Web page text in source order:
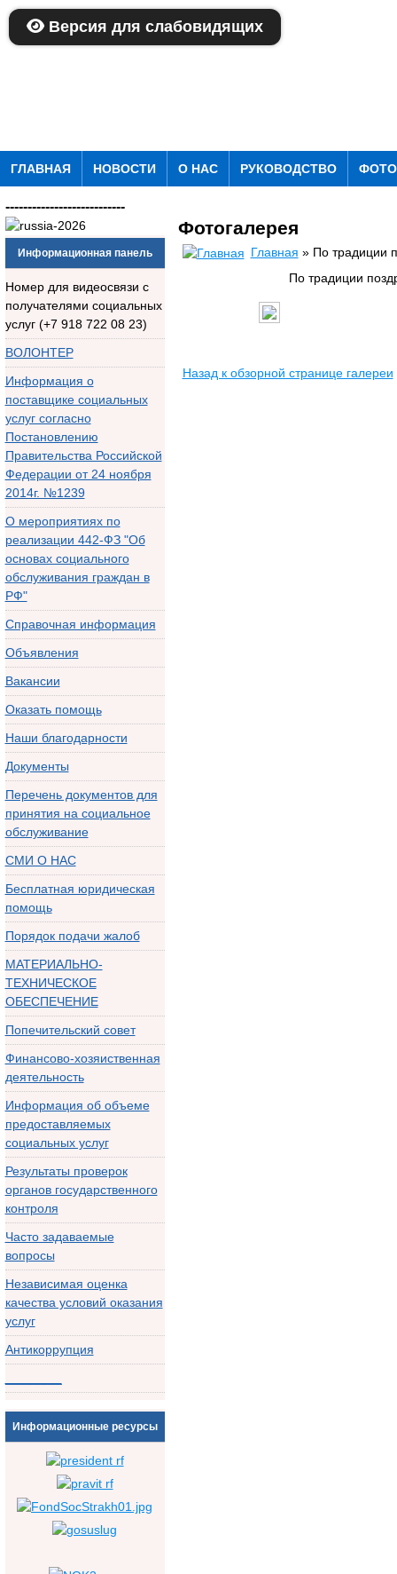
ГЛАВНАЯ НОВОСТИ О НАС РУКОВОДСТВО
---------------------------
Информационная панель
Номер для видеосвязи с
получателями социальных
услуг (+7 918 722 08 23)
ВОЛОНТЕР
Информация о
поставщике социальных
услуг согласно
Постановлению
Правительства Российской
Федерации от 24 ноября
2014г. №1239
О мероприятиях по
реализации 442-ФЗ "Об
основах социального
обслуживания граждан в
РФ"
Справочная информация
Объявления
Вакансии
Оказать помощь
Наши благодарности
Документы
Перечень документов для
принятия на социальное
обслуживание
СМИ О НАС
Бесплатная юридическая
помощь
Порядок подачи жалоб
МАТЕРИАЛЬНО-
ТЕХНИЧЕСКОЕ
ОБЕСПЕЧЕНИЕ
Попечительский совет
Финансово-хозяиственная
деятельность
Информация об объеме
предоставляемых
социальных услуг
Результаты проверок
органов государственного
контроля
Часто задаваемые
вопросы
Независимая оценка
качества условий оказания
услуг
Антикоррупция
Информационные ресурсы
Фотогалерея
Главная » По традиции
По традиции
Назад к обзорной странице галереи
Версия для слабовидящих